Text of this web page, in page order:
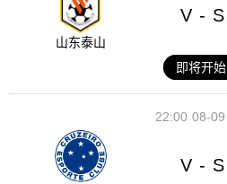
山东泰山
V - S
即将开始
08-09
22:00
V - S